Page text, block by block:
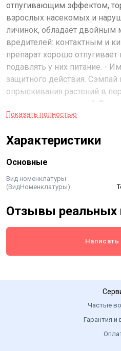
отпугивающим эффектом,
взрослых насекомых и
личинок, обладает двойным
вредителей: контактным и
препарат хорошо
подавлять у них питание. -
защитного действия. Сэмпай
опрыскивания растений в
появлении вредителей. За
обработки. Интервал между
смешивать с другими
реакцию. Перед
смесь на физическую
Показать полностью
Характеристики
Основные
Вид номенклатуры
(ВидНоменклатуры)
Отзывы реальных
Частые
Гарантия и